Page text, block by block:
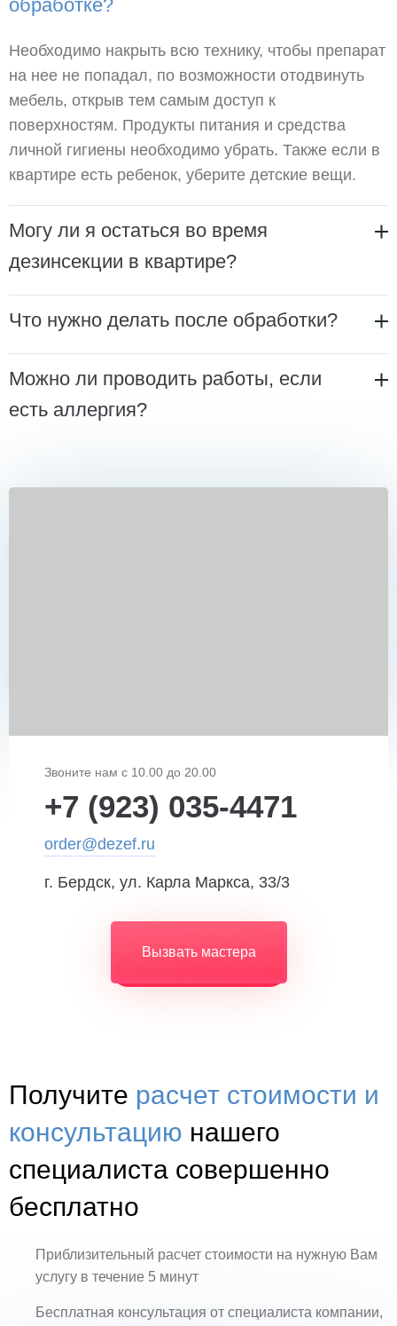
обработке?
Необходимо накрыть всю технику, чтобы препарат
на нее не попадал, по возможности отодвинуть
мебель, открыв тем самым доступ к
поверхностям. Продукты питания и средства
личной гигиены необходимо убрать. Также если в
квартире есть ребенок, уберите детские вещи.
Могу ли я остаться во время
дезинсекции в квартире?
Что нужно делать после обработки?
Можно ли проводить работы, если
есть аллергия?
Звоните нам с 10.00 до 20.00
+7 (923) 035-4471
order@dezef.ru
г. Бердск, ул. Карла Маркса, 33/3
Вызвать мастера
Получите расчет стоимости и
консультацию нашего
специалиста совершенно
бесплатно
Приблизительный расчет стоимости на нужную Вам
услугу в течение 5 минут
Бесплатная консультация от специалиста компании,